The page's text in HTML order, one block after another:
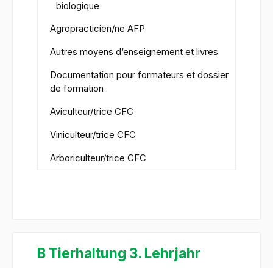
biologique
Agropracticien/ne AFP
Autres moyens d‘enseignement et livres
Documentation pour formateurs et dossier
de formation
Aviculteur/trice CFC
Viniculteur/trice CFC
Arboriculteur/trice CFC
B Tierhaltung 3. Lehrjahr